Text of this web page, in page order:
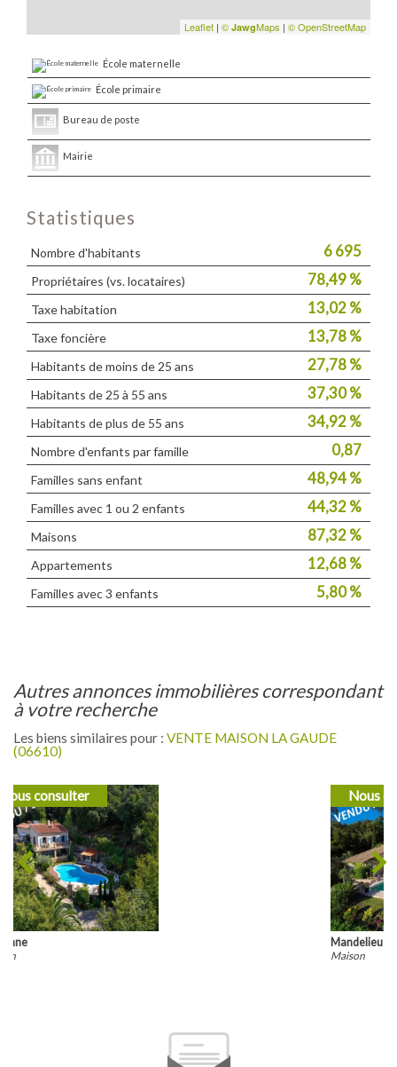
Leaflet | © JawgMaps | © OpenStreetMap
École maternelle
École primaire
Bureau de poste
Mairie
Statistiques
Nombre d'habitants 6 695
Propriétaires (vs. locataires) 78,49 %
Taxe habitation 13,02 %
Taxe foncière 13,78 %
Habitants de moins de 25 ans 27,78 %
Habitants de 25 à 55 ans 37,30 %
Habitants de plus de 55 ans 34,92 %
Nombre d'enfants par famille 0,87
Familles sans enfant 48,94 %
Familles avec 1 ou 2 enfants 44,32 %
Maisons 87,32 %
Appartements 12,68 %
Familles avec 3 enfants 5,80 %
autres annonces immobilières correspondant
à votre recherche
Les biens similaires pour : VENTE MAISON LA GAUDE
(06610)
Nous consulter